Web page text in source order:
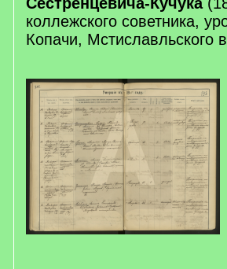
коллежского советника,
Копачи, Мстиславльского